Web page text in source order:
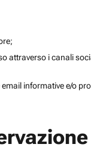
attraverso i canali
informative e/o